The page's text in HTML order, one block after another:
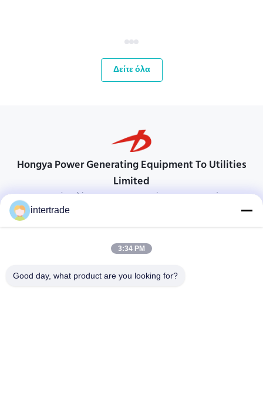
Δείτε όλα
Hongya Power Generating Equipment To Utilities
Limited
προσαρμοσμένες λύσεις για να ανταποκρίνονται στις απαιτήσεις των
Χωριό Anxi, πόλη Yuping, νομός Hongya, Κίνα
86-28-37561966-8:00
intertrade
3:34 PM
Good day, what product are you looking for?